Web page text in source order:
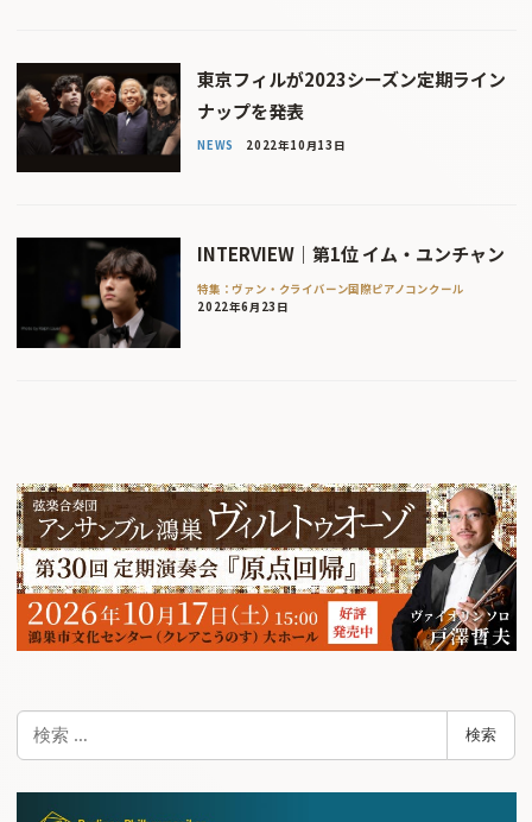
東京フィルが2023シーズン定期ライン
ナップを発表
NEWS 2022年10月13日
INTERVIEW｜第1位 イム・ユンチャン
特集：ヴァン・クライバーン国際ピアノコンクール
2022年6月23日
検
検索